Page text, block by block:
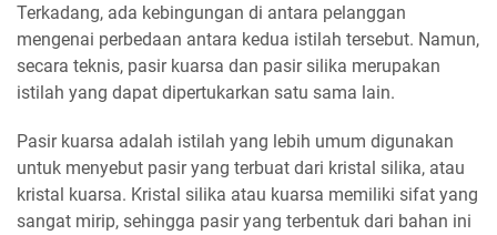
Terkadang, ada kebingungan di antara pelanggan
mengenai perbedaan antara kedua istilah tersebut. Namun,
secara teknis, pasir kuarsa dan pasir silika merupakan
istilah yang dapat dipertukarkan satu sama lain.
Pasir kuarsa adalah istilah yang lebih umum digunakan
untuk menyebut pasir yang terbuat dari kristal silika, atau
kristal kuarsa. Kristal silika atau kuarsa memiliki sifat yang
sangat mirip, sehingga pasir yang terbentuk dari bahan ini